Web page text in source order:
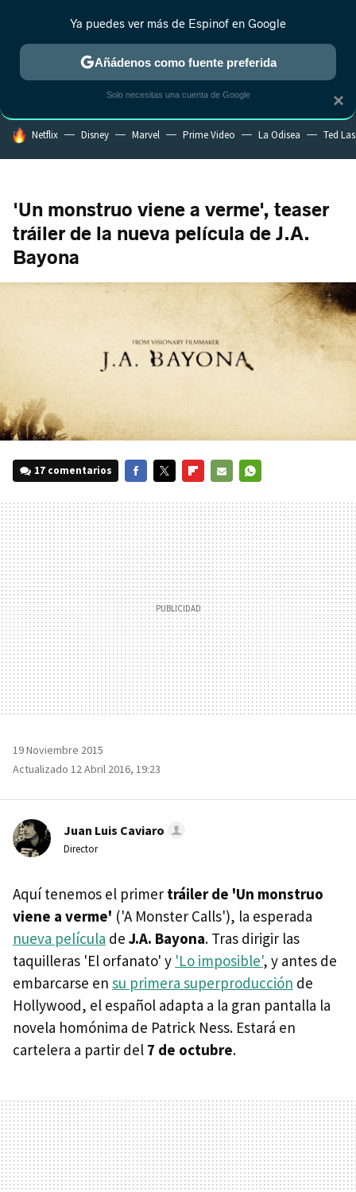
MENÚ NUEVO
ESTRENOS REALITY ANIME RANKINGS CINE
HOY SE HABLA DE
Netflix Disney Marvel Prime Video La Odisea Ted
'Un monstruo viene a verme', teaser
tráiler de la nueva película de J.A.
Bayona
17 comentarios
MAIL
19 Noviembre 2015
Actualizado 12 Abril 2016, 19:23
Juan Luis Caviaro
Director
Aquí tenemos el primer tráiler de 'Un monstruo
viene a verme' ('A Monster Calls'), la esperada
nueva película de J.A. Bayona. Tras dirigir las
taquilleras 'El orfanato' y 'Lo imposible', y antes de
embarcarse en su primera superproducción de
Hollywood, el español adapta a la gran pantalla la
novela homónima de Patrick Ness. Estará en
cartelera a partir del 7 de octubre.
×
Ya puedes ver más de Espinof en Google
Añádenos como fuente preferida
Solo necesitas una cuenta de Google